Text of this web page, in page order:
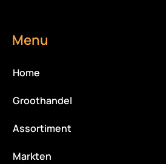
Menu
Home
Groothandel
Assortiment
Markten